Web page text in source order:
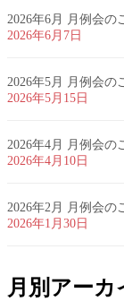
2026年6月 月例会の
2026年6月7日
2026年5月 月例会の
2026年5月15日
2026年4月 月例会の
2026年4月10日
2026年2月 月例会の
2026年1月30日
月別アーカ